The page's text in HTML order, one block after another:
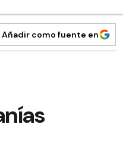
Añadir como fuente en